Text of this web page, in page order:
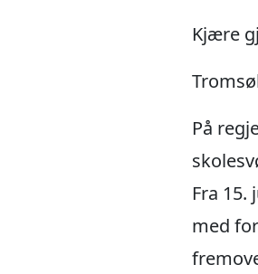
Kjære
På
Fra
med